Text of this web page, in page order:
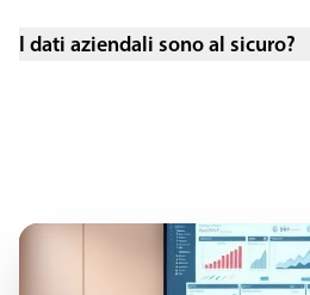
I dati aziendali sono al sicuro?